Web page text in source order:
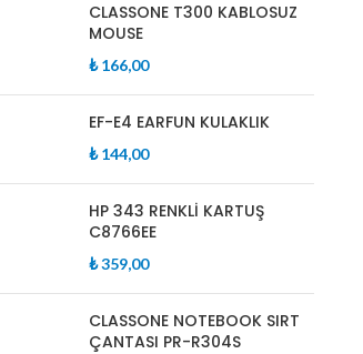
CLASSONE T300 KABLOSUZ
MOUSE
₺166,00
EF-E4 EARFUN KULAKLIK
₺144,00
HP 343 RENKLİ KARTUŞ
C8766EE
₺359,00
CLASSONE NOTEBOOK SIRT
ÇANTASI PR-R304S